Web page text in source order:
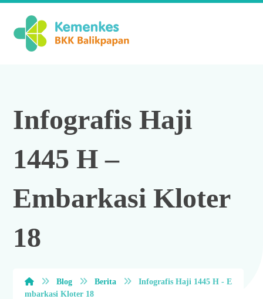
Infografis Haji
1445 H –
Embarkasi Kloter
18
Blog Berita
Infografis Haji 1445 H - E
mbarkasi Kloter 18